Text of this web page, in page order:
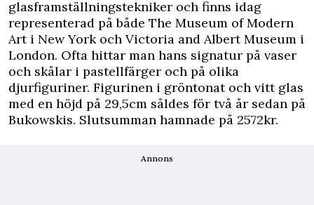
glasframställningstekniker och finns idag
representerad på både The Museum of Modern
Art i New York och Victoria and Albert Museum i
London. Ofta hittar man hans signatur på vaser
och skålar i pastellfärger och på olika
djurfiguriner. Figurinen i gröntonat och vitt glas
med en höjd på 29,5cm såldes för två år sedan på
Bukowskis. Slutsumman hamnade på 2572kr.
Annons